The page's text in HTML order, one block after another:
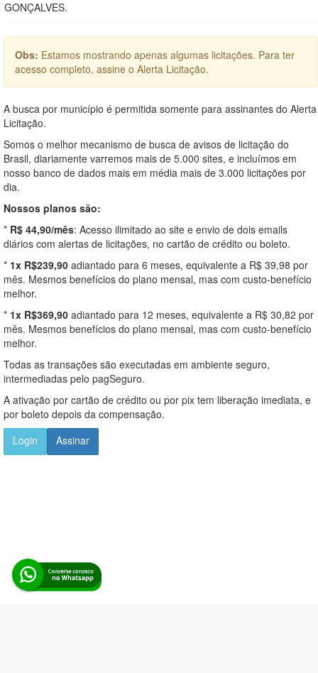
GONÇALVES.
Obs: Estamos mostrando apenas algumas licitações. Para ter
acesso completo, assine o Alerta Licitação.
A busca por município é permitida somente para assinantes do Alerta
Licitação.
Somos o melhor mecanismo de busca de avisos de licitação do
Brasil, diariamente varremos mais de 5.000 sites, e incluímos em
nosso banco de dados mais em média mais de 3.000 licitações por
dia.
Nossos planos são:
* R$ 44,90/mês: Acesso ilimitado ao site e envio de dois emails
diários com alertas de licitações, no cartão de crédito ou boleto.
* 1x R$239,90 adiantado para 6 meses, equivalente a R$ 39,98 por
mês. Mesmos benefícios do plano mensal, mas com custo-benefício
melhor.
* 1x R$369,90 adiantado para 12 meses, equivalente a R$ 30,82 por
mês. Mesmos benefícios do plano mensal, mas com custo-benefício
melhor.
Todas as transações são executadas em ambiente seguro,
intermediadas pelo pagSeguro.
A ativação por cartão de crédito ou por pix tem liberação imediata, e
por boleto depois da compensação.
Login
Assinar